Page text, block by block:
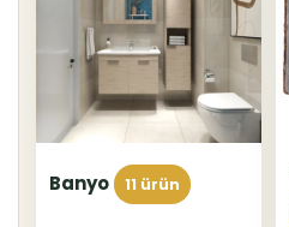
Banyo 11 ürün